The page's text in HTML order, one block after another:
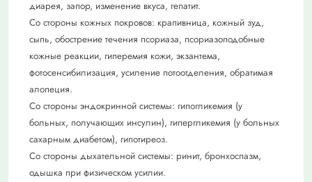
диарея, запор, изменение вкуса, гепатит.
Со стороны кожных покровов: крапивница, кожный зуд,
сыпь, обострение течения псориаза, псориазоподобные
кожные реакции, гиперемия кожи, экзантема,
фотосенсибилизация, усиление потоотделения, обратимая
алопеция.
Со стороны эндокринной системы: гипогликемия (у
больных, получающих инсулин), гипергликемия (у больных
сахарным диабетом), гипотиреоз.
Со стороны дыхательной системы: ринит, бронхоспазм,
одышка при физическом усилии.